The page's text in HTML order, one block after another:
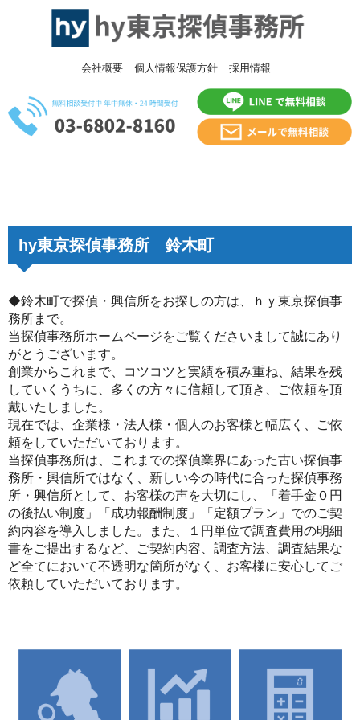
会社概要 個人情報保護方針 採用情報
hy東京探偵事務所 鈴木町
◆鈴木町で探偵・興信所をお探しの方は、ｈｙ東京探偵事
務所まで。
当探偵事務所ホームページをご覧くださいまして誠にあり
がとうございます。
創業からこれまで、コツコツと実績を積み重ね、結果を残
していくうちに、多くの方々に信頼して頂き、ご依頼を頂
戴いたしました。
現在では、企業様・法人様・個人のお客様と幅広く、ご依
頼をしていただいております。
当探偵事務所は、これまでの探偵業界にあった古い探偵事
務所・興信所ではなく、新しい今の時代に合った探偵事務
所・興信所として、お客様の声を大切にし、「着手金０円
の後払い制度」「成功報酬制度」「定額プラン」でのご契
約内容を導入しました。また、１円単位で調査費用の明細
書をご提出するなど、ご契約内容、調査方法、調査結果な
ど全てにおいて不透明な箇所がなく、お客様に安心してご
依頼していただいております。